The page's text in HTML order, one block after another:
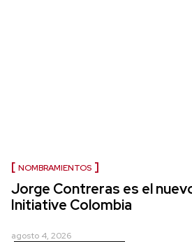
NOMBRAMIENTOS
Jorge Contreras es el
Initiative Colombia
agosto 4, 2026